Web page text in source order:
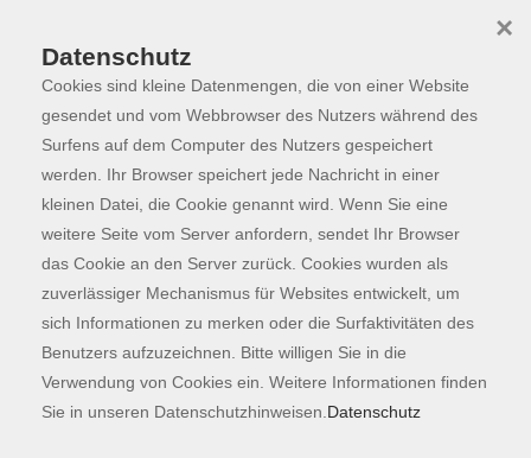
Skip to main content
Programm
Der Kurs konnte nicht gefunden werden.
Kontaktformular
Impressum
AGB
Datenschutzerklärung
Datenschutz
Cookies sind kleine Datenmengen, die von einer Website
gesendet und vom Webbrowser des Nutzers während des
Surfens auf dem Computer des Nutzers gespeichert
werden. Ihr Browser speichert jede Nachricht in einer
kleinen Datei, die Cookie genannt wird. Wenn Sie eine
weitere Seite vom Server anfordern, sendet Ihr Browser
das Cookie an den Server zurück. Cookies wurden als
zuverlässiger Mechanismus für Websites entwickelt, um
sich Informationen zu merken oder die Surfaktivitäten des
Benutzers aufzuzeichnen. Bitte willigen Sie in die
Verwendung von Cookies ein. Weitere Informationen finden
Sie in unseren Datenschutzhinweisen. Datenschutz
×